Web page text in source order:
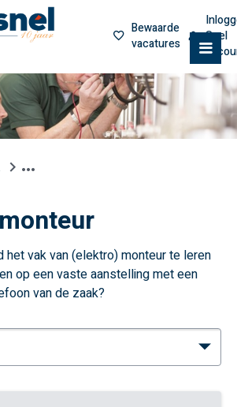
Bewaarde
vacatures
Snel
het vak van (elektro) monteur te leren
op een vaste aanstelling met een
van de zaak?